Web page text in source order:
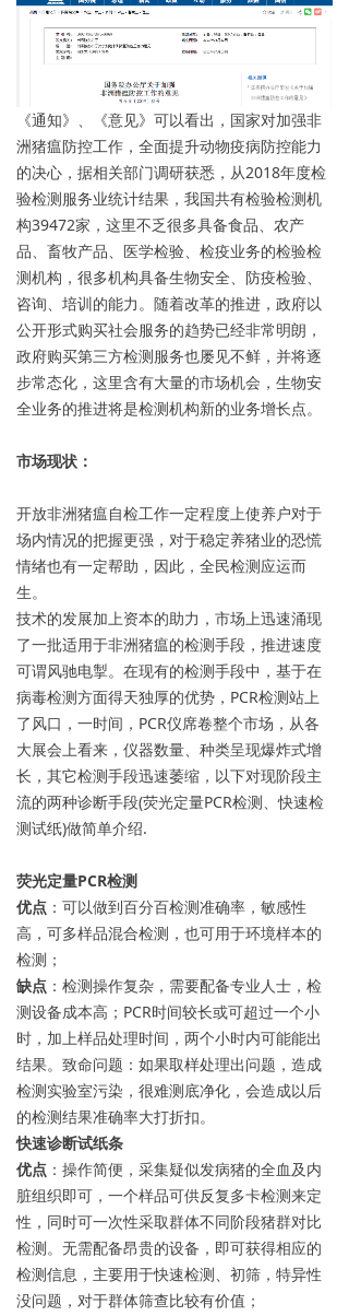
《通知》、《意见》可以看出，国家对加强非
洲猪瘟防控工作，全面提升动物疫病防控能力
的决心，据相关部门调研获悉，从2018年度检
验检测服务业统计结果，我国共有检验检测机
构39472家，这里不乏很多具备食品、农产
品、畜牧产品、医学检验、检疫业务的检验检
测机构，很多机构具备生物安全、防疫检验、
咨询、培训的能力。随着改革的推进，政府以
公开形式购买社会服务的趋势已经非常明朗，
政府购买第三方检测服务也屡见不鲜，并将逐
步常态化，这里含有大量的市场机会，生物安
全业务的推进将是检测机构新的业务增长点。
市场现状：
开放非洲猪瘟自检工作一定程度上使养户对于
场内情况的把握更强，对于稳定养猪业的恐慌
情绪也有一定帮助，因此，全民检测应运而
生。
技术的发展加上资本的助力，市场上迅速涌现
了一批适用于非洲猪瘟的检测手段，推进速度
可谓风驰电掣。在现有的检测手段中，基于在
病毒检测方面得天独厚的优势，PCR检测站上
了风口，一时间，PCR仪席卷整个市场，从各
大展会上看来，仪器数量、种类呈现爆炸式增
长，其它检测手段迅速萎缩，以下对现阶段主
流的两种诊断手段(荧光定量PCR检测、快速检
测试纸)做简单介绍.
荧光定量PCR检测
优点 ：可以做到百分百检测准确率，敏感性
高，可多样品混合检测，也可用于环境样本的
检测；
缺点 ：检测操作复杂，需要配备专业人士，检
测设备成本高；PCR时间较长或可超过一个小
时，加上样品处理时间，两个小时内可能能出
结果。致命问题：如果取样处理出问题，造成
检测实验室污染，很难测底净化，会造成以后
的检测结果准确率大打折扣。
快速诊断试纸条
优点 ：操作简便，采集疑似发病猪的全血及内
脏组织即可，一个样品可供反复多卡检测来定
性，同时可一次性采取群体不同阶段猪群对比
检测。无需配备昂贵的设备，即可获得相应的
检测信息，主要用于快速检测、初筛，特异性
没问题，对于群体筛查比较有价值；